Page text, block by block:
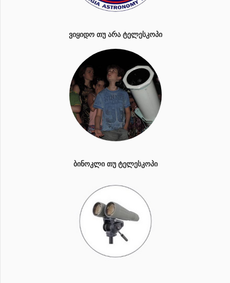
ᲕᲘᲧᲘᲓᲝ ᲗᲣ ᲐᲠᲐ ᲢᲔᲚᲔᲡᲙᲝᲞᲘ
ᲑᲘᲜᲝᲙᲚᲘ ᲗᲣ ᲢᲔᲚᲔᲡᲙᲝᲞᲘ